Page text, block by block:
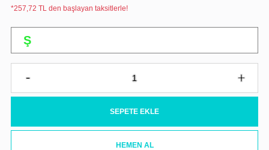
*257,72 TL den başlayan taksitlerle!
SEPETE EKLE
HEMEN AL